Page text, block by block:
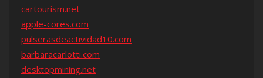
cartourism.net
apple-cores.com
pulserasdeactividad10.com
barbaracarlotti.com
desktopmining.net